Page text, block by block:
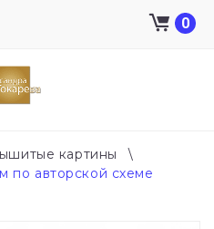
0
картины
\
по авторской схеме